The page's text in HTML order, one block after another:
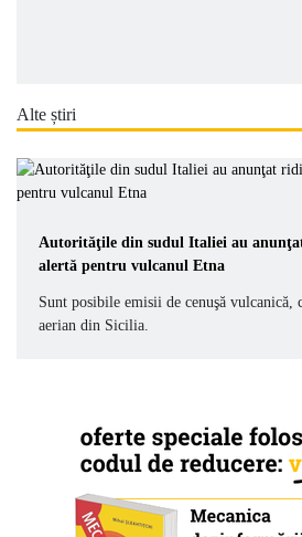
Alte știri
Autorităţile din sudul Italiei au
alertă pentru vulcanul Etna
Sunt posibile emisii de cenuşă
aerian din Sicilia.